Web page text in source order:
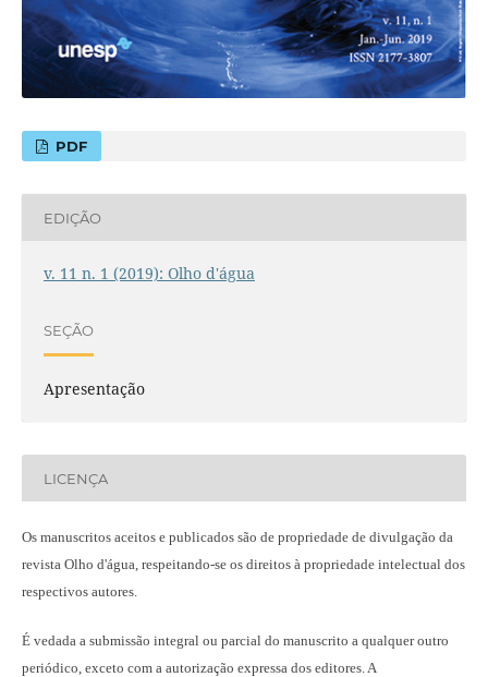
PDF
EDIÇÃO
v. 11 n. 1 (2019): Olho d'água
SEÇÃO
Apresentação
LICENÇA
Os manuscritos aceitos e publicados são de propriedade de divulgação da
revista Olho d'água, respeitando-se os direitos à propriedade intelectual dos
respectivos autores.
É vedada a submissão integral ou parcial do manuscrito a qualquer outro
periódico, exceto com a autorização expressa dos editores. A